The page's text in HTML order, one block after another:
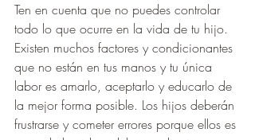
Ten en cuenta que no puedes controlar
todo lo que ocurre en la vida de tu hijo.
Existen muchos factores y condicionantes
que no están en tus manos y tu única
labor es amarlo, aceptarlo y educarlo de
la mejor forma posible. Los hijos deberán
frustrarse y cometer errores porque ellos es